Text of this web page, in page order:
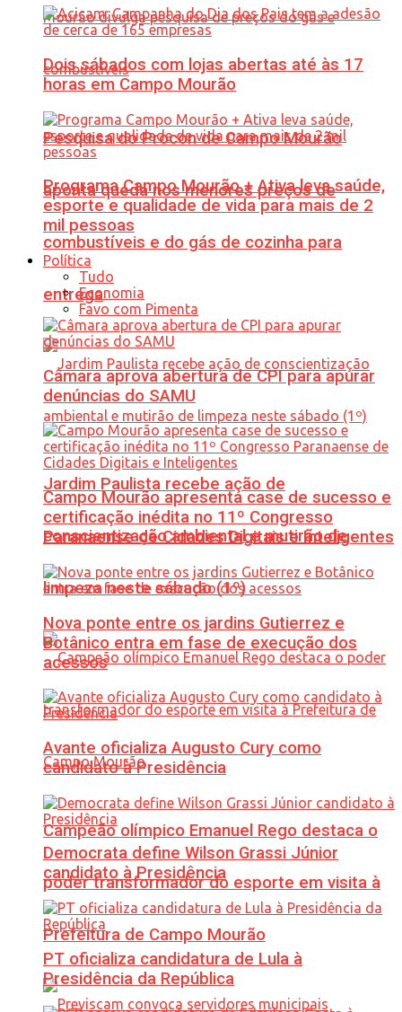
Pesquisa do Procon de Campo Mourão
aponta queda nos menores preços de
combustíveis e do gás de cozinha para
entrega
Jardim Paulista recebe ação de
conscientização ambiental e mutirão de
limpeza neste sábado (1º)
Campeão olímpico Emanuel Rego destaca o
poder transformador do esporte em visita à
Prefeitura de Campo Mourão
Dois sábados com lojas abertas até às 17
horas em Campo Mourão
Programa Campo Mourão + Ativa leva saúde,
esporte e qualidade de vida para mais de 2
mil pessoas
Política
Tudo
Economia
Favo com Pimenta
Câmara aprova abertura de CPI para apurar
denúncias do SAMU
Campo Mourão apresenta case de sucesso e
certificação inédita no 11º Congresso
Paranaense de Cidades Digitais e Inteligentes
Nova ponte entre os jardins Gutierrez e
Botânico entra em fase de execução dos
acessos
Avante oficializa Augusto Cury como
candidato à Presidência
Democrata define Wilson Grassi Júnior
candidato à Presidência
PT oficializa candidatura de Lula à
Presidência da República